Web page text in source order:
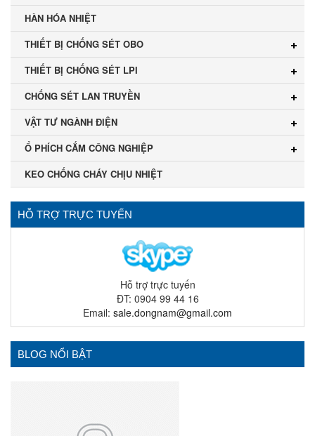
HÀN HÓA NHIỆT
THIẾT BỊ CHỐNG SÉT OBO
THIẾT BỊ CHỐNG SÉT LPI
CHỐNG SÉT LAN TRUYỀN
VẬT TƯ NGÀNH ĐIỆN
Ổ PHÍCH CẮM CÔNG NGHIỆP
KEO CHỐNG CHÁY CHỊU NHIỆT
HỖ TRỢ TRỰC TUYẾN
Hỗ trợ trực tuyến
ĐT: 0904 99 44 16
Email: sale.dongnam@gmail.com
BLOG NỔI BẬT